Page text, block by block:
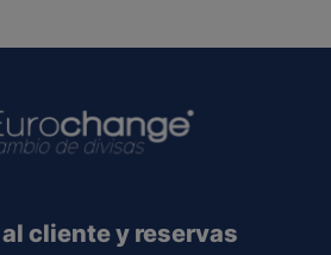
cliente y reservas